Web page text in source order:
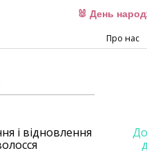
🐰 День
Про нас
і відновлення